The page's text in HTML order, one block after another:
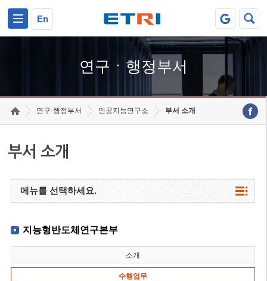
En
연구ㆍ행정부서
연구·행정부서 인공지능연구소 부서 소개
부서 소개
메뉴를 선택하세요.
지능형반도체연구본부
소개
수행업무